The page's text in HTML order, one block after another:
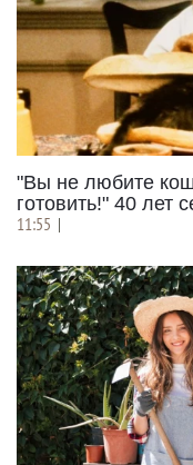
"Вы не любите
готовить!" 40 лет
11:55 |